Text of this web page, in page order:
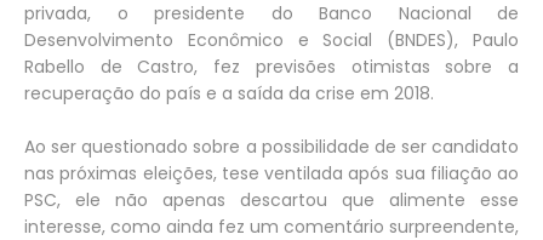
privada, o presidente do Banco Nacional de
Desenvolvimento Econômico e Social (BNDES), Paulo
Rabello de Castro, fez previsões otimistas sobre a
recuperação do país e a saída da crise em 2018.
Ao ser questionado sobre a possibilidade de ser candidato
nas próximas eleições, tese ventilada após sua filiação ao
PSC, ele não apenas descartou que alimente esse
interesse, como ainda fez um comentário surpreendente,